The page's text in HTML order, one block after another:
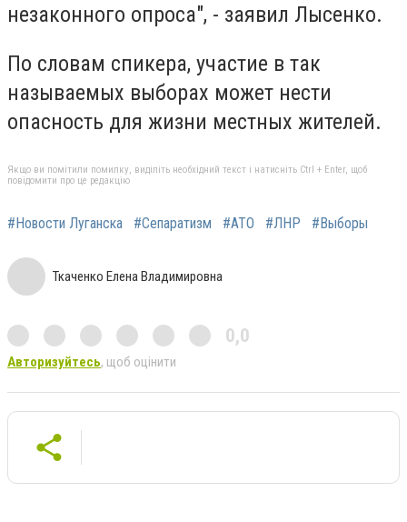
незаконного опроса", - заявил Лысенко.
По словам спикера, участие в так
называемых выборах может нести
опасность для жизни местных жителей.
Якщо ви помітили помилку, виділіть необхідний текст і натисніть Ctrl + Enter, щоб
повідомити про це редакцію
#Новости Луганска #Сепаратизм #АТО #ЛНР #Выборы
Ткаченко Елена Владимировна
0,0
Авторизуйтесь, щоб оцінити